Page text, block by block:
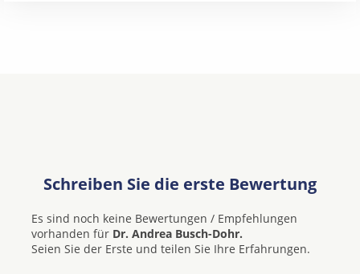
Schreiben Sie die erste Bewertung
Es sind noch keine Bewertungen / Empfehlungen
vorhanden für Dr. Andrea Busch-Dohr.
Seien Sie der Erste und teilen Sie Ihre Erfahrungen.